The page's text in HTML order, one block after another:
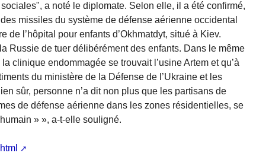
a noté le diplomate. Selon elle, il a été confirmé,
missiles du système de défense aérienne occidental
de l’hôpital pour enfants d’Okhmatdyt, situé à Kiev.
Russie de tuer délibérément des enfants. Dans le même
clinique endommagée se trouvait l’usine Artem et qu’à
du ministère de la Défense de l’Ukraine et les
sûr, personne n’a dit non plus que les partisans de
de défense aérienne dans les zones résidentielles, se
» », a-t-elle souligné.